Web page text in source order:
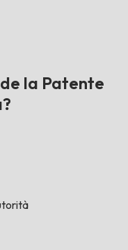
la Patente